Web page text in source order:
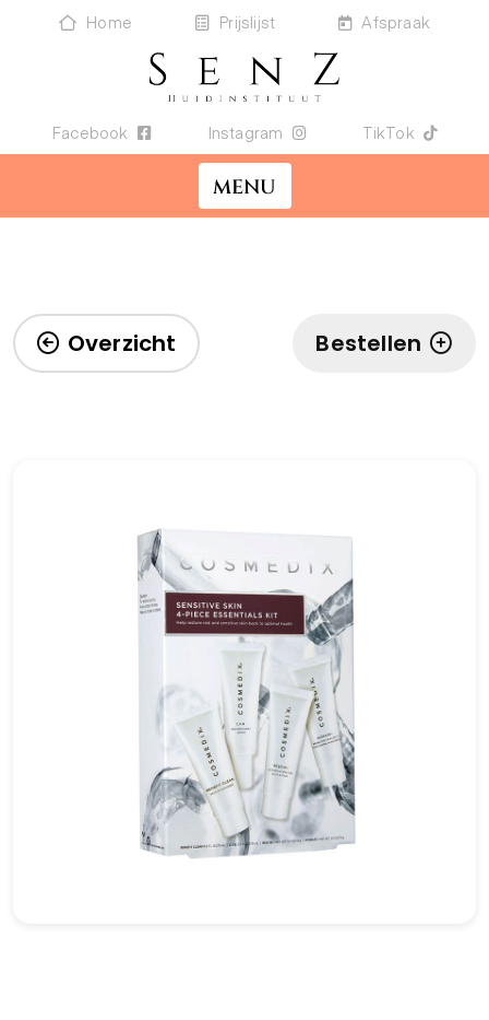
Home Prijslijst Afspraak
Facebook Instagram TikTok
MENU
Overzicht Bestellen